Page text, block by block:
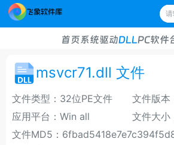
首页系统驱动DLLPC软件
msvcr71.dll 文件
文件类型：32位PE文件
文件版本
应用平台：Win all
文件大小
文件MD5：